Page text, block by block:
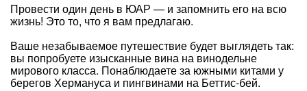
Провести один день в ЮАР — и запомнить его на всю
жизнь! Это то, что я вам предлагаю.
Ваше незабываемое путешествие будет выглядеть так:
вы попробуете изысканные вина на винодельне
мирового класса. Понаблюдаете за южными китами у
берегов Хермануса и пингвинами на Беттис-бей.